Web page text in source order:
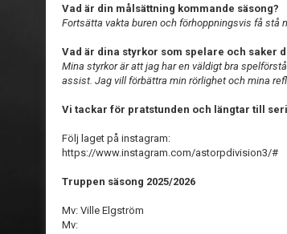
Vad är din målsättning kommande säsong?
Fortsätta vakta buren och förhoppningsvis få stå
Vad är dina styrkor som spelare och saker
Mina styrkor är att jag har en väldigt bra
assist. Jag vill förbättra min rörlighet och mina
Vi tackar för pratstunden och längtar till
Följ laget på instagram:
https://www.instagram.com/astorpdivision3/#
Truppen säsong 2025/2026
Mv: Ville Elgström
Mv: